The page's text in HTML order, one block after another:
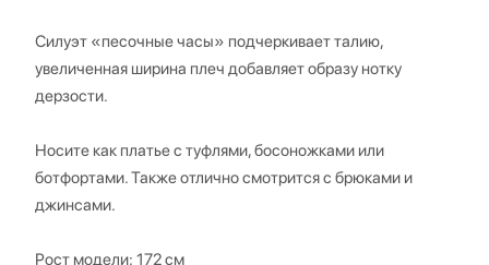
Силуэт «песочные часы» подчеркивает талию,
увеличенная ширина плеч добавляет образу нотку
дерзости.
Носите как платье с туфлями, босоножками или
ботфортами. Также отлично смотрится с брюками и
джинсами.
Рост модели: 172 см